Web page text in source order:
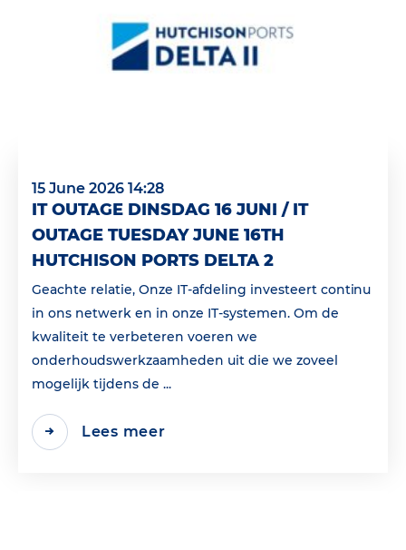
15 June 2026 14:28
IT OUTAGE DINSDAG 16 JUNI / IT
OUTAGE TUESDAY JUNE 16TH
HUTCHISON PORTS DELTA 2
Geachte relatie, Onze IT-afdeling investeert continu
in ons netwerk en in onze IT-systemen. Om de
kwaliteit te verbeteren voeren we
onderhoudswerkzaamheden uit die we zoveel
mogelijk tijdens de ...
Lees meer